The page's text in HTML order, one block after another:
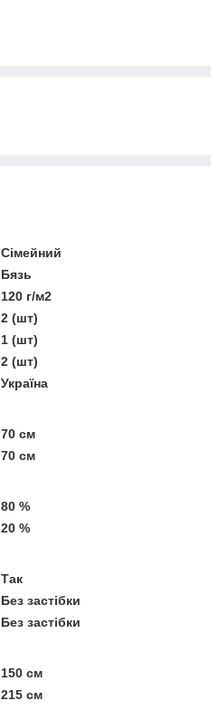
Сімейний
Бязь
120 г/м2
2 (шт)
1 (шт)
2 (шт)
Україна
70 см
70 см
80 %
20 %
Так
Без застібки
Без застібки
150 см
215 см